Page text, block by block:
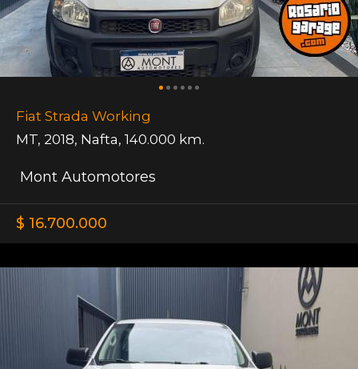
Fiat Strada Working
MT, 2018, Nafta, 140.000 km.
Mont Automotores
$ 16.700.000